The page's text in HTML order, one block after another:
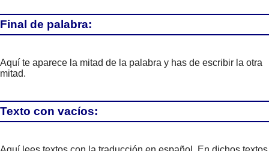
Final de palabra:
Aquí te aparece la mitad de la palabra y has de escribir la otra
mitad.
Texto con vacíos: